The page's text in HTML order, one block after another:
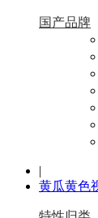
国产品牌
|
黄瓜黄色